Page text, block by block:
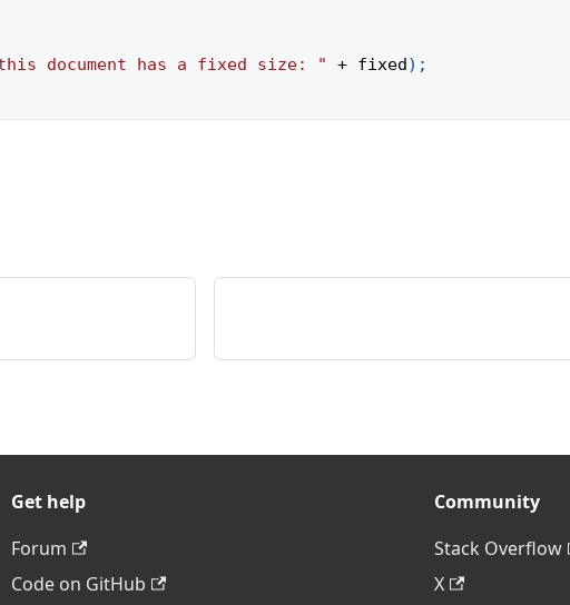
document has a fixed size: " + fixed) ;
Get help
Forum
Code on GitHub
Community
Stack Overflow
X